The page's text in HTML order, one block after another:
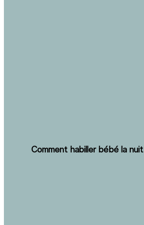
Comment habiller bébé la nuit